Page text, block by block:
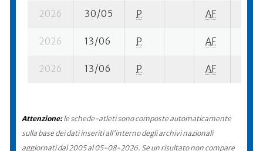
2026 30/05 P AF
2026 13/06 P AF
2026 13/06 P AF
Attenzione:le schede-atleti sono composte automaticamente
sulla base dei dati inseriti all'interno degli archivi nazionali
aggiornati dal 2005 al 05-08-2026. Se un risultato non compare